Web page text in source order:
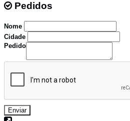
Pedidos
Nome
Cidade
Pedido
Enviar